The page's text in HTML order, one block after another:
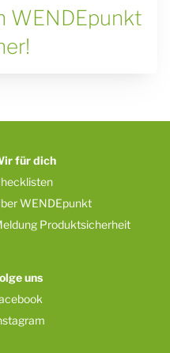
WENDEpunkt
für dich
WENDEpunkt
Produktsicherheit
uns